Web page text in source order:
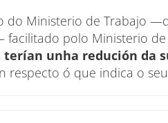
do Ministerio de Trabajo
polo Ministerio de
unha redución da
respecto ó que indica o